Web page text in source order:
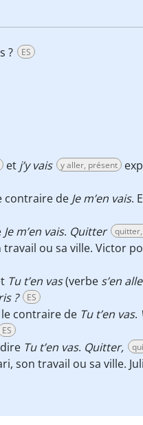
? ES
et j’y vais y aller, présent
contraire de Je m’en vais.
Je m’en vais. Quitter
travail ou sa ville. Victor
Tu t’en vas(verbe s’en
? ES
contraire de Tu t’en vas.
ES
Tu t’en vas. Quitter,
son travail ou sa ville.